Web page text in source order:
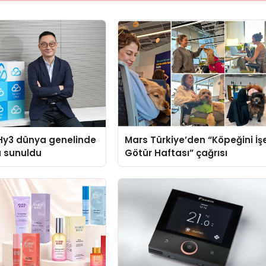
dünya genelinde
sunuldu
Mars Türkiye’den “Köpeğini
Götür Haftası” çağrısı